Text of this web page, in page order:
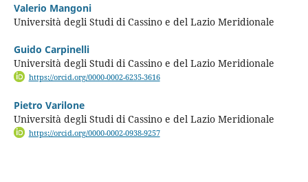
Valerio Mangoni
Università degli Studi di Cassino e del Lazio Meridionale
Guido Carpinelli
Università degli Studi di Cassino e del Lazio Meridionale
https://orcid.org/0000-0002-6235-3616
Pietro Varilone
Università degli Studi di Cassino e del Lazio Meridionale
https://orcid.org/0000-0002-0938-9257